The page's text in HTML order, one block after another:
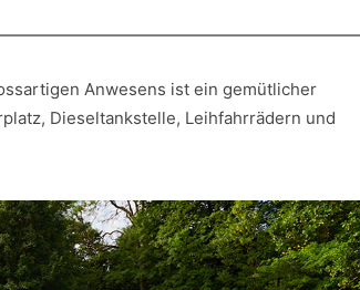
Anwesens ist ein gemütlicher
Dieseltankstelle, Leihfahrrädern und